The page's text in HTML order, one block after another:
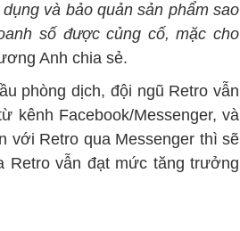
và bảo quản sản phẩm sao
số được củng cố, mặc cho
Anh chia sẻ.
phòng dịch, đội ngũ Retro vẫn
kênh Facebook/Messenger, và
với Retro qua Messenger thì sẽ
Retro vẫn đạt mức tăng trưởng